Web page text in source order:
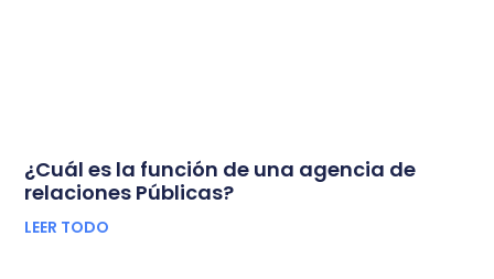
¿Cuál es la función de una agencia de
relaciones Públicas?
LEER TODO